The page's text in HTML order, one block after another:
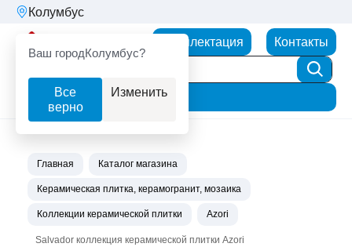
Колумбус
Ваш городКолумбус?
Все
верно
Изменить
Комплектация Контакты
Фильтр
Главная Каталог магазина
Керамическая плитка, керамогранит, мозаика
Коллекции керамической плитки Azori
Salvador коллекция керамической плитки Azori